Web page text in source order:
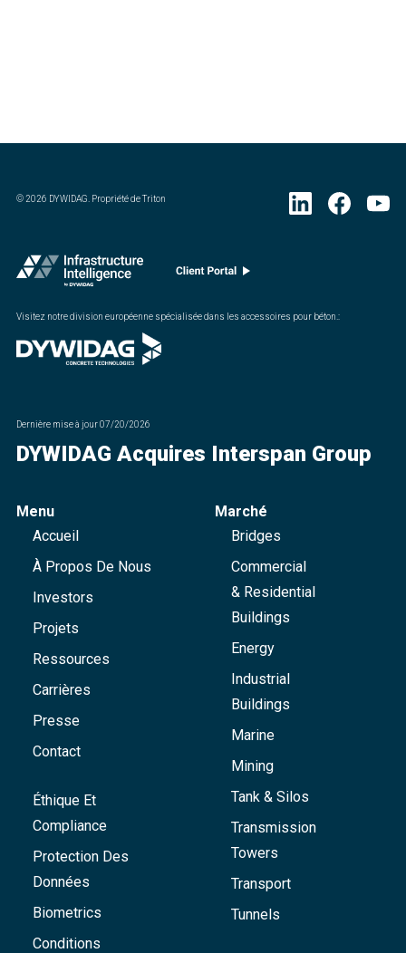
©2026 DYWIDAG. Propriété de Triton
Visitez notre division européenne spécialisée dans les accessoires pour béton.:
Dernière mise à jour07/20/2026
DYWIDAG Acquires Interspan Group
Menu
Accueil
À Propos De Nous
Investors
Projets
Ressources
Carrières
Presse
Contact
Éthique Et
Compliance
Protection Des
Données
Biometrics
Conditions
Marché
Bridges
Commercial
& Residential
Buildings
Energy
Industrial
Buildings
Marine
Mining
Tank & Silos
Transmission
Towers
Transport
Tunnels